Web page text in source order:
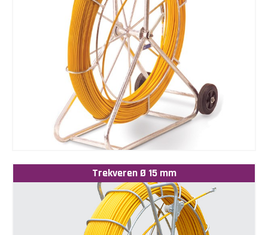
Trekveren Ø 15 mm